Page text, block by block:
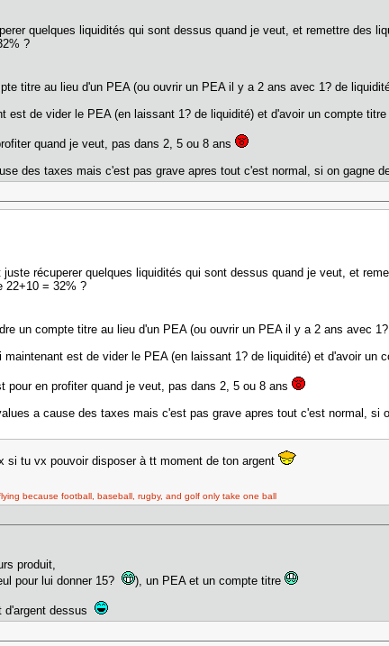
quelques liquidités qui sont dessus quand je veut, et remettre des
?
titre au lieu d'un PEA (ou ouvrir un PEA il y a 2 ans avec 1? de
est de vider le PEA (en laissant 1? de liquidité) et d'avoir un compte
quand je veut, pas dans 2, 5 ou 8 ans
des taxes mais c'est pas grave apres tout c'est normal, si on gagne
récuperer quelques liquidités qui sont dessus quand je veut, et
22+10 = 32% ?
un compte titre au lieu d'un PEA (ou ouvrir un PEA il y a 2 ans avec
maintenant est de vider le PEA (en laissant 1? de liquidité) et d'avoir un
pour en profiter quand je veut, pas dans 2, 5 ou 8 ans
a cause des taxes mais c'est pas grave apres tout c'est normal, si
si tu vx pouvoir disposer à tt moment de ton argent
because football, baseball, rugby, and golf only take one ball
produit,
pour lui donner 15?
), un PEA et un compte titre
d'argent dessus